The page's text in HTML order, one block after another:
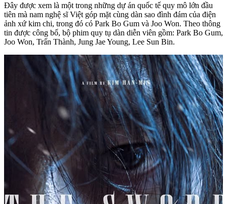
Đây được xem là một trong những dự án quốc tế quy mô lớn đầu
tiên mà nam nghệ sĩ Việt góp mặt cùng dàn sao đình đám của điện
ảnh xứ kim chi, trong đó có Park Bo Gum và Joo Won. Theo thông
tin được công bố, bộ phim quy tụ dàn diễn viên gồm: Park Bo Gum,
Joo Won, Trấn Thành, Jung Jae Young, Lee Sun Bin.